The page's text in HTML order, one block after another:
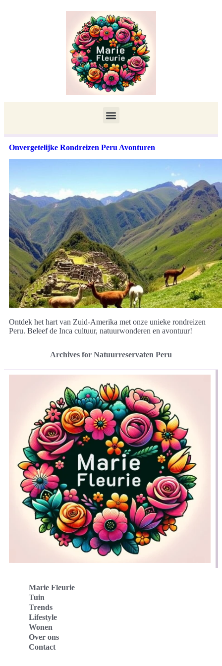
Onvergetelijke Rondreizen Peru Avonturen
Ontdek het hart van Zuid-Amerika met onze unieke rondreizen
Peru. Beleef de Inca cultuur, natuurwonderen en avontuur!
Archives for Natuurreservaten Peru
Marie Fleurie
Tuin
Trends
Lifestyle
Wonen
Over ons
Contact